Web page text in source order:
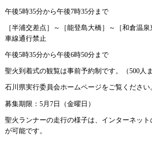
午後5時35分から午後7時35分まで
［半浦交差点］～［能登島大橋］～［和倉温
車線通行禁止
午後5時35分から午後6時50分まで
聖火到着式の観覧は事前予約制です。（500人ま
石川県実行委員会ホームページをご覧ください
募集期限：5月7日（金曜日）
聖火ランナーの走行の様子は、インターネッ
が可能です。